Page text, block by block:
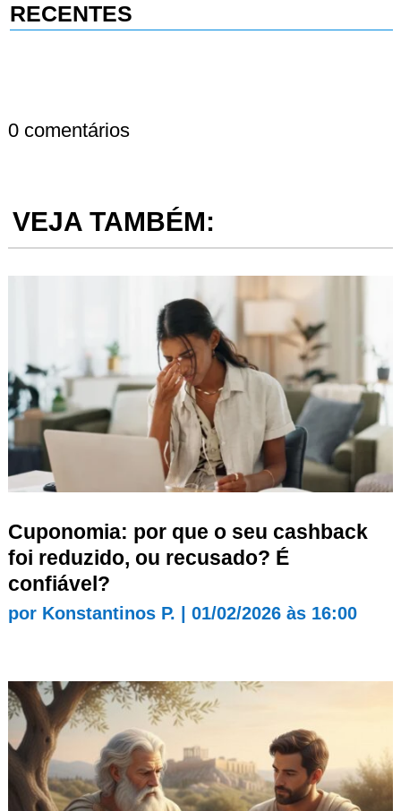
RECENTES
0 comentários
VEJA TAMBÉM:
Cuponomia: por que o seu cashback
foi reduzido, ou recusado? É
confiável?
por Konstantinos P. 01/02/2026 às 16:00